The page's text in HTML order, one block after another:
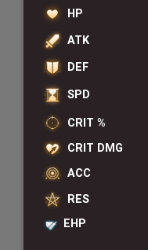
HP
ATK
DEF
SPD
CRIT %
CRIT DMG
ACC
RES
EHP